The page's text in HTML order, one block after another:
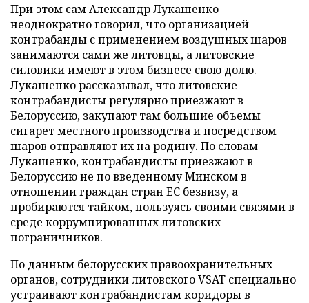
При этом сам Александр Лукашенко
неоднократно говорил, что организацией
контрабанды с применением воздушных шаров
занимаются сами же литовцы, а литовские
силовики имеют в этом бизнесе свою долю.
Лукашенко рассказывал, что литовские
контрабандисты регулярно приезжают в
Белоруссию, закупают там большие объемы
сигарет местного производства и посредством
шаров отправляют их на родину. По словам
Лукашенко, контрабандисты приезжают в
Белоруссию не по введенному Минском в
отношении граждан стран ЕС безвизу, а
пробираются тайком, пользуясь своими связями в
среде коррумпированных литовских
пограничников.
По данным белорусских правоохранительных
органов, сотрудники литовского VSAT специально
устраивают контрабандистам коридоры в